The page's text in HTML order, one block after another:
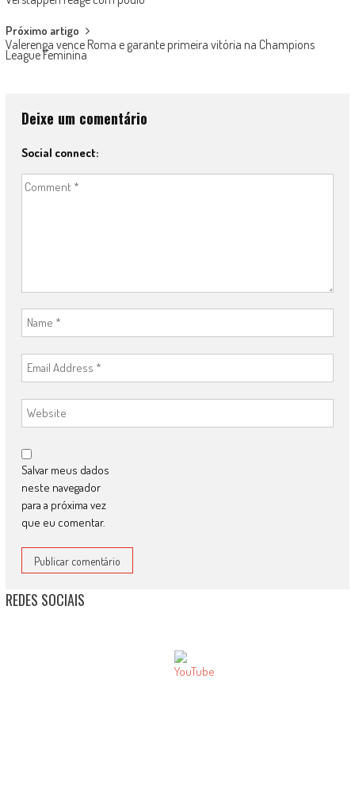
Próximo artigo
Valerenga vence Roma e garante primeira vitória na Champions
League Feminina
Deixe um comentário
Social connect:
Salvar meus dados
neste navegador
para a próxima vez
que eu comentar.
REDES SOCIAIS